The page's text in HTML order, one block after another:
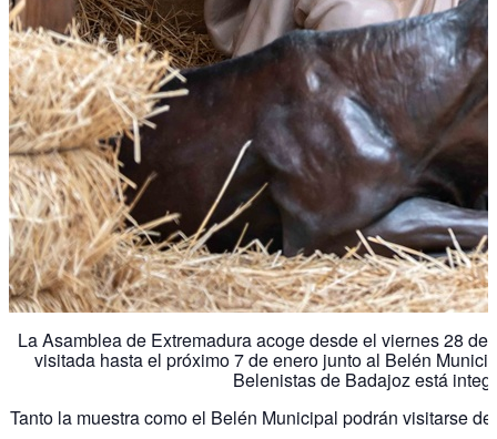
La Asamblea de Extremadura acoge desde el viernes 28
visitada hasta el próximo 7 de enero junto al Belén
Belenistas de Badajoz está
Tanto la muestra como el Belén Municipal podrán visitarse